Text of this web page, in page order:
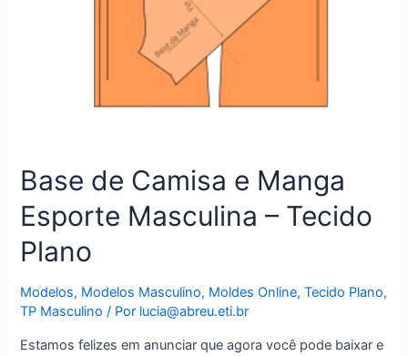
Base de Camisa e Manga
Esporte Masculina – Tecido
Plano
Modelos, Modelos Masculino, Moldes Online,Tecido Plano,
TP Masculino / Por lucia@abreu.eti.br
Estamos felizes em anunciar que agora você pode baixar e